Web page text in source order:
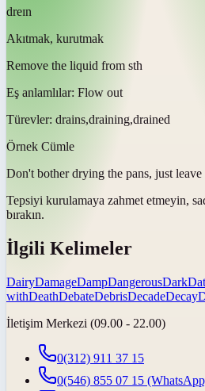
dreɪn
Akıtmak, kurutmak
Remove the liquid from sth
Eş anlamlılar: Flow out
Türevler: drains,draining,drained
Örnek Cümle
Don't bother drying the pans, just leave
Tepsiyi kurulamaya zahmet etmeyin,
bırakın.
İlgili Kelimeler
DairyDamageDampDangerousDark
withDeathDebateDebrisDecadeDecay
İletişim Merkezi (09.00 - 22.00)
0(312) 911 37 15
0(546) 855 07 15